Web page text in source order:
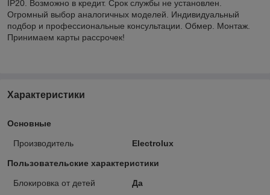
IP20. Возможно в кредит. Срок службы не установлен.
Огромный выбор аналогичных моделей. Индивидуальный
подбор и профессиональные консультации. Обмер. Монтаж.
Принимаем карты рассрочек!
Характеристики
Основные
Производитель Electrolux
Пользовательские характеристики
Блокировка от детей
Да